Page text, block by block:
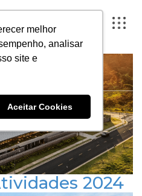
melhor
analisar
site e
Aceitar Cookies
A ARTESANO
PROJETOS
INSTITUTO2024